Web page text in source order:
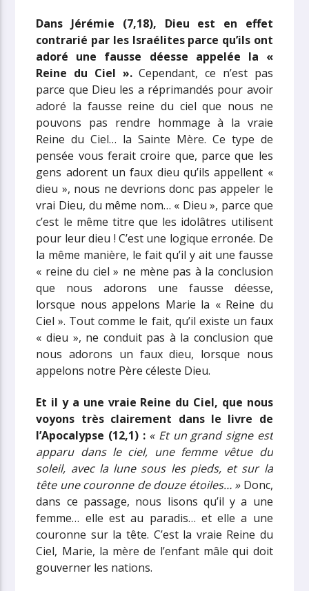
Dans Jérémie (7,18), Dieu est en effet
contrarié par les Israélites parce qu’ils ont
adoré une fausse déesse appelée la «
Reine du Ciel ».Cependant, ce n’est pas
parce que Dieu les a réprimandés pour avoir
adoré la fausse reine du ciel que nous ne
pouvons pas rendre hommage à la vraie
Reine du Ciel… la Sainte Mère. Ce type de
pensée vous ferait croire que, parce que les
gens adorent un faux dieu qu’ils appellent «
dieu », nous ne devrions donc pas appeler le
vrai Dieu, du même nom… « Dieu », parce que
c’est le même titre que les idolâtres utilisent
pour leur dieu ! C’est une logique erronée. De
la même manière, le fait qu’il y ait une fausse
« reine du ciel » ne mène pas à la conclusion
que nous adorons une fausse déesse,
lorsque nous appelons Marie la « Reine du
Ciel ». Tout comme le fait, qu’il existe un faux
« dieu », ne conduit pas à la conclusion que
nous adorons un faux dieu, lorsque nous
appelons notre Père céleste Dieu.
Et il y a une vraie Reine du Ciel, que nous
voyons très clairement dans le livre de
l’Apocalypse (12,1) : « Et un grand signe est
apparu dans le ciel, une femme vêtue du
soleil, avec la lune sous les pieds, et sur la
tête une couronne de douze étoiles… »Donc,
dans ce passage, nous lisons qu’il y a une
femme… elle est au paradis… et elle a une
couronne sur la tête. C’est la vraie Reine du
Ciel, Marie, la mère de l’enfant mâle qui doit
gouverner les nations.